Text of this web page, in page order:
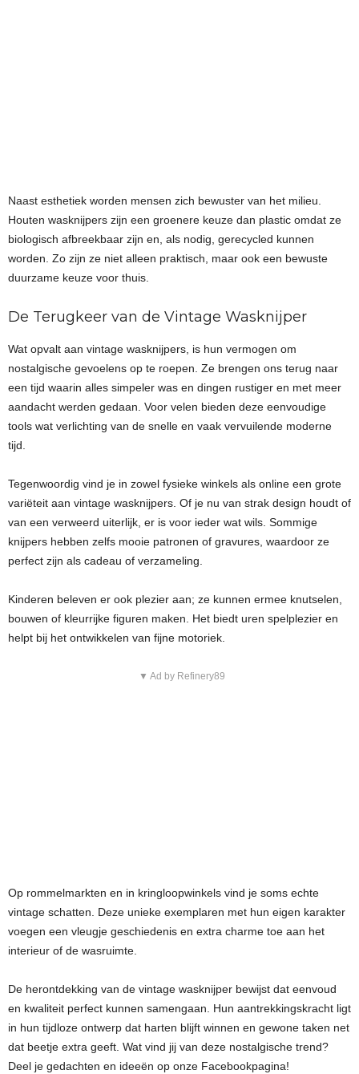
Naast esthetiek worden mensen zich bewuster van het milieu.
Houten wasknijpers zijn een groenere keuze dan plastic omdat ze
biologisch afbreekbaar zijn en, als nodig, gerecycled kunnen
worden. Zo zijn ze niet alleen praktisch, maar ook een bewuste
duurzame keuze voor thuis.
De Terugkeer van de Vintage Wasknijper
Wat opvalt aan vintage wasknijpers, is hun vermogen om
nostalgische gevoelens op te roepen. Ze brengen ons terug naar
een tijd waarin alles simpeler was en dingen rustiger en met meer
aandacht werden gedaan. Voor velen bieden deze eenvoudige
tools wat verlichting van de snelle en vaak vervuilende moderne
tijd.
Tegenwoordig vind je in zowel fysieke winkels als online een grote
variëteit aan vintage wasknijpers. Of je nu van strak design houdt of
van een verweerd uiterlijk, er is voor ieder wat wils. Sommige
knijpers hebben zelfs mooie patronen of gravures, waardoor ze
perfect zijn als cadeau of verzameling.
Kinderen beleven er ook plezier aan; ze kunnen ermee knutselen,
bouwen of kleurrijke figuren maken. Het biedt uren spelplezier en
helpt bij het ontwikkelen van fijne motoriek.
▼ Ad by Refinery89
Op rommelmarkten en in kringloopwinkels vind je soms echte
vintage schatten. Deze unieke exemplaren met hun eigen karakter
voegen een vleugje geschiedenis en extra charme toe aan het
interieur of de wasruimte.
De herontdekking van de vintage wasknijper bewijst dat eenvoud
en kwaliteit perfect kunnen samengaan. Hun aantrekkingskracht ligt
in hun tijdloze ontwerp dat harten blijft winnen en gewone taken net
dat beetje extra geeft. Wat vind jij van deze nostalgische trend?
Deel je gedachten en ideeën op onze Facebookpagina!